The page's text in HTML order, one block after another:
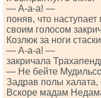
— А-а-а! —
поняв, что
своим голосом
Козлюк за ноги
— А-а-а! —
закричала
— Не бейте
Задрав полы
Вскоре мадам